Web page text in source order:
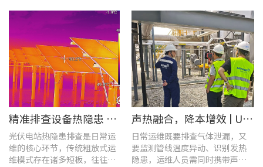
响产品的制冷性能和能效比
​精准排查设备热隐患 | UTi640J智能型红外热成像仪赋能光伏电站高效运维
光伏电站热隐患排查是日常运
维的核心环节，传统粗放式运
维模式存在诸多短板，往往面
声热融合，降本增效 | UT568F红外声成像仪，以智能巡检筑牢气体厂区安全屏障
日常运维既要排查气体泄漏，又
要监测管线温度异动、识别发热
隐患，运维人员需同时携带声学